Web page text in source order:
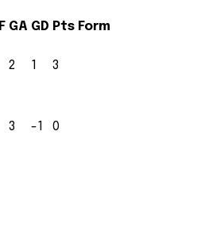
GA GD Pts Form
2 1 3
3 -1 0